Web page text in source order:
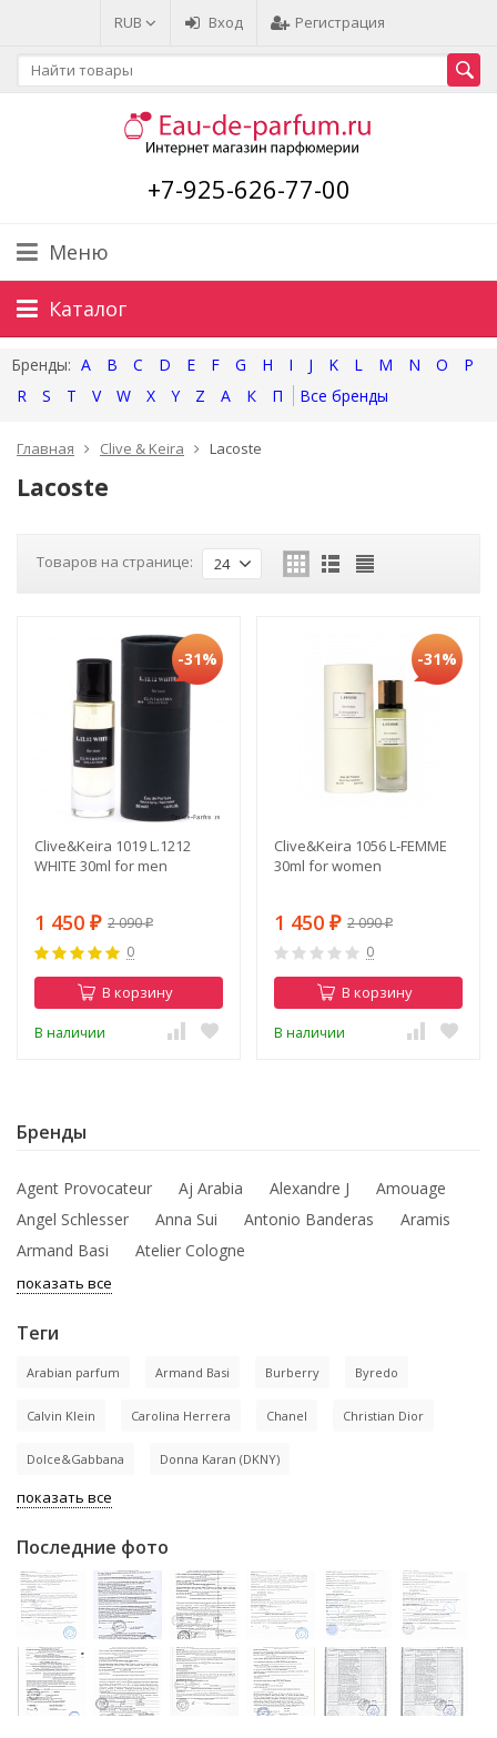
RUB Вход Регистрация
+7-925-626-77-00
Меню
Каталог
A B C D E F G H I J K L M N O
P
R
S T V W X Y Z А К П
Главная Clive & Keira Lacoste
Lacoste
Товаров на странице: 24
-31%
Clive&Keira 1019 L.1212
WHITE 30ml for men
1 450 ₽ 2 090₽
0
В корзину
В наличии
-31%
Clive&Keira 1056 L-FEMME
30ml for women
1 450 ₽ 2 090₽
0
В корзину
В наличии
Бренды
Agent Provocateur Aj Arabia Alexandre J
Amouage
Angel Schlesser
Anna Sui Antonio Banderas
Aramis
Armand Basi
Atelier Cologne
показать все
Теги
Arabian parfum Armand Basi Burberry Byredo
Calvin Klein Carolina Herrera Chanel Christian Dior
Dolce&Gabbana Donna Karan (DKNY)
показать все
Последние фото